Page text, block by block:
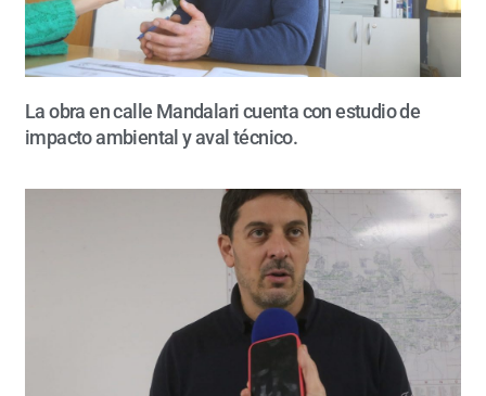
La obra en calle Mandalari cuenta con estudio de
impacto ambiental y aval técnico.